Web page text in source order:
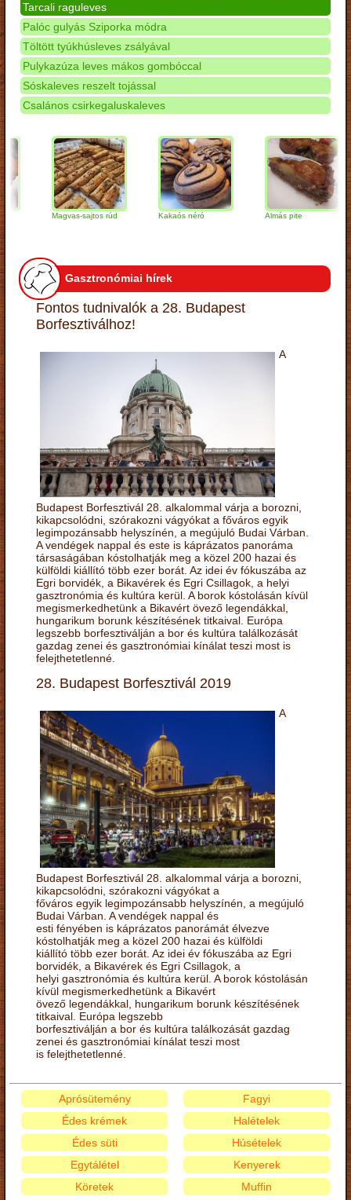
Tarcali raguleves
Palóc gulyás Sziporka módra
Töltött tyúkhúsleves zsályával
Pulykazúza leves mákos gombóccal
Sóskaleves reszelt tojással
Csalános csirkegaluskaleves
Magvas-sajtos rúd Kakaós néró Almás pite
Gasztronómiai hírek
Fontos tudnivalók a 28. Budapest
Borfesztiválhoz!
A
Budapest Borfesztivál 28. alkalommal várja a borozni,
kikapcsolódni, szórakozni vágyókat a főváros egyik
legimpozánsabb helyszínén, a megújuló Budai Várban.
A vendégek nappal és este is káprázatos panoráma
társaságában kóstolhatják meg a közel 200 hazai és
külföldi kiállító több ezer borát. Az idei év fókuszába az
Egri borvidék, a Bikavérek és Egri Csillagok, a helyi
gasztronómia és kultúra kerül. A borok kóstolásán kívül
megismerkedhetünk a Bikavért övező legendákkal,
hungarikum borunk készítésének titkaival. Európa
legszebb borfesztiválján a bor és kultúra találkozását
gazdag zenei és gasztronómiai kínálat teszi most is
felejthetetlenné.
28. Budapest Borfesztivál 2019
A
Budapest Borfesztivál 28. alkalommal várja a borozni,
kikapcsolódni, szórakozni vágyókat a
főváros egyik legimpozánsabb helyszínén, a megújuló
Budai Várban. A vendégek nappal és
esti fényében is káprázatos panorámát élvezve
kóstolhatják meg a közel 200 hazai és külföldi
kiállító több ezer borát. Az idei év fókuszába az Egri
borvidék, a Bikavérek és Egri Csillagok, a
helyi gasztronómia és kultúra kerül. A borok kóstolásán
kívül megismerkedhetünk a Bikavért
övező legendákkal, hungarikum borunk készítésének
titkaival. Európa legszebb
borfesztiválján a bor és kultúra találkozását gazdag
zenei és gasztronómiai kínálat teszi most
is felejthetetlenné.
Aprósütemény
Édes krémek
Édes süti
Egytálétel
Fagyi
Halételek
Húsételek
Kenyerek
Köretek
Muffin